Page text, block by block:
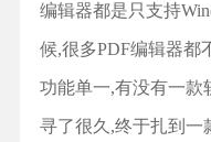
编辑器都是只支持
候,很多PDF编辑器都
功能单一,有没有一款
寻了很久,终于扎到一